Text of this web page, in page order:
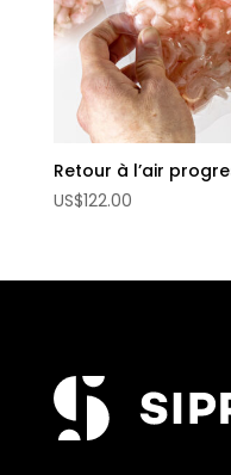
Retour à l’air
US$122.00